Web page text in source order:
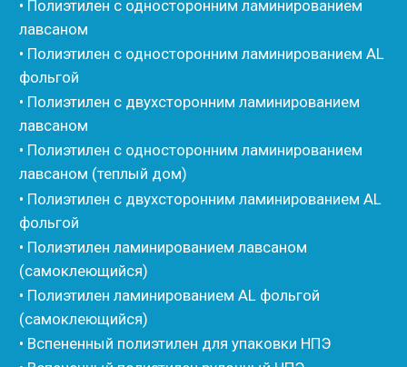
• Вспененный каучук
• Вспененные EPDM уплотнители
• Изоком Шнур
• Стенофлекс Шнур
• Стенофлекс Жгут
• Подложка Пенолин НПЭ
• Подложка Мосфол НПЭ
• Жгут Изонел
• Жгут Тилит
• Шнур Тилит
• Бентонитовый шнур
• Стенофлекс для труб
• Мат из вспененного полиэтилена Тепофол
• Трубная изоляция из вспененного полиэтилена
Тилит